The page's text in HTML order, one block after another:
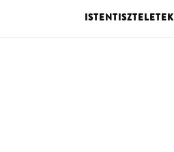
ISTENTISZTELETEK